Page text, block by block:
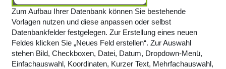
Zum Aufbau Ihrer Datenbank können Sie bestehende
Vorlagen nutzen und diese anpassen oder selbst
Datenbankfelder festgelegen. Zur Erstellung eines neuen
Feldes klicken Sie „Neues Feld erstellen“. Zur Auswahl
stehen Bild, Checkboxen, Datei, Datum, Dropdown-Menü,
Einfachauswahl, Koordinaten, Kurzer Text, Mehrfachauswahl,